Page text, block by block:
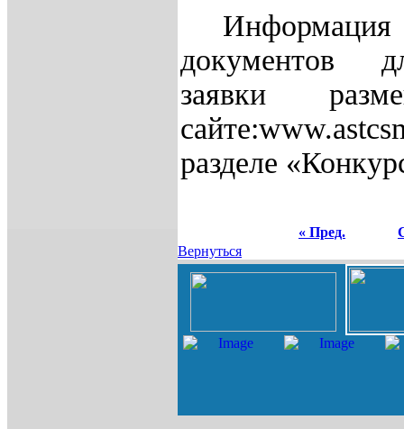
документов
заявки
сайте:www.
разделе
« Пред.
Вернуться